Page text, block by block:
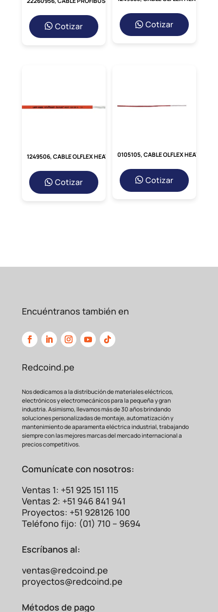
Cotizar Cotizar
Cotizar Cotizar
Encuéntranos también en
Redcoind.pe
Nos dedicamos a la distribución de materiales eléctricos,
electrónicos y electromecánicos para la pequeña y gran
industria. Asimismo, llevamos más de 30 años brindando
soluciones personalizadas de montaje, automatización y
mantenimiento de aparamenta eléctrica industrial, trabajando
siempre con las mejores marcas del mercado internacional a
precios competitivos.
Comunícate con nosotros:
Ventas 1: +51 925 151 115
Ventas 2: +51 946 841 941
Proyectos: +51 928126 100
Teléfono fijo: (01) 710 – 9694
Escríbanos al:
ventas@redcoind.pe
proyectos@redcoind.pe
Métodos de pago